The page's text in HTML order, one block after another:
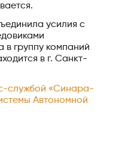
усилия с
группу компаний
в г. Санкт-
службой «Синара-
Автономной